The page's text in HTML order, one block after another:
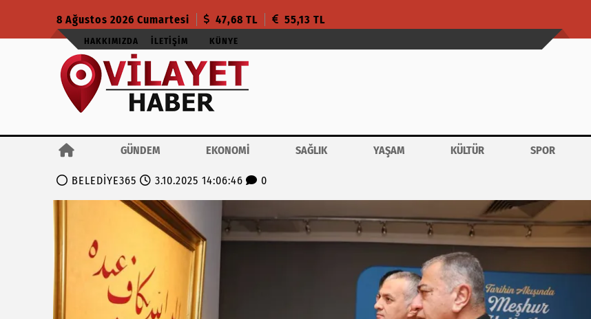
8 Ağustos 2026 Cumartesi 47,68 TL 55,13 TL
HAKKIMIZDA İLETIŞIM KÜNYE
GÜNDEM EKONOMİ SAĞLIK YAŞAM KÜLTÜR SPOR
BELEDİYE365 3.10.2025 14:06:46 0